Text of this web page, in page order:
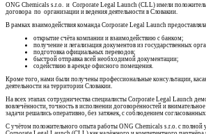
ONG Chemicals s.r.o. и Corporate Legal Launch (CLL) имели
договора по организации и ведения деятельности в Словакии.
В рамках взаимодействия команда Corporate Legal Launch
открытие счёта компании и взаимодействию с банком;
получение и легализация документов из государственных
подготовка официальных переводов;
быстрой отправка всей необходимой документации;
содействию в аренде офисного помещения.
Кроме того, нами были получены профессиональные консультации,
деятельности на территории Словакии.
На всех этапах сотрудничества специалисты Corporate Legal Launch
вовлечённости, точность в исполнении договорённостей и
задачи решались оперативно, без затяжек, с соблюдением согласованных
С учётом положительного опыта работы ONG Chemicals s.r.o. с полной